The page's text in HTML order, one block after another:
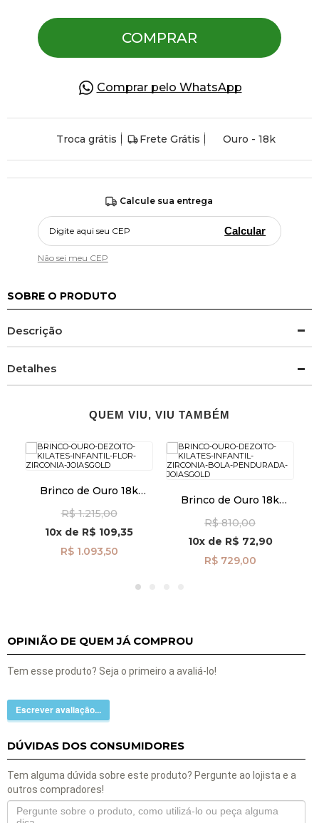
COMPRAR
Comprar pelo WhatsApp
Troca grátis Frete Grátis Ouro - 18k
Calcule sua entrega
Calcular
Não sei meu CEP
SOBRE O PRODUTO
Descrição
Detalhes
QUEM VIU, VIU TAMBÉM
Brinco de Ouro 18k
br29514
R$ 1.215,00
10x de R$ 109,35
R$ 1.093,50
Brinco de Ouro 18k
Pendurada br27729
R$ 810,00
10xde R$ 72,90
R$ 729,00
OPINIÃO DE QUEM JÁ COMPROU
Tem esse produto? Seja o primeiro a avaliá-lo!
Escrever avaliação...
DÚVIDAS DOS CONSUMIDORES
Tem alguma dúvida sobre este produto? Pergunte ao lojista e a
outros compradores!
Pedras Preciosas